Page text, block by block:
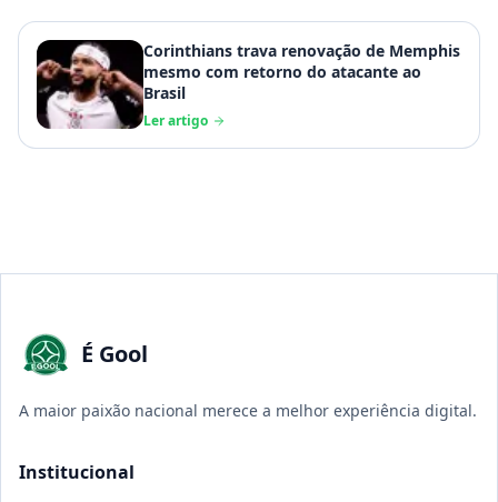
Corinthians trava renovação de Memphis
mesmo com retorno do atacante ao
Brasil
Ler artigo
É Gool
A maior paixão nacional merece a melhor experiência digital.
Institucional